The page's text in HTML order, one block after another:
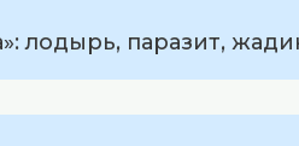
лодырь, паразит,